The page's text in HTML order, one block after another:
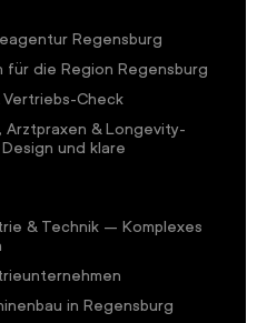
Regensburg
für die Region Regensburg
Check
& Longevity-
und klare
& Technik – Komplexes
in Regensburg